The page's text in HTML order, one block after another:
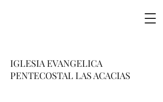
IGLESIA EVANGELICA
PENTECOSTAL LAS ACACIAS